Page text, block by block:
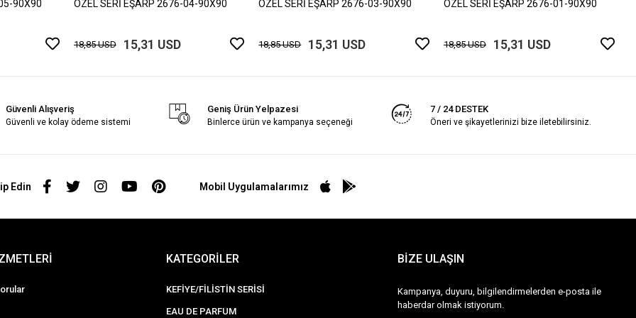
90X90 ÖZEL SERİ EŞARP 2676-04-90X90
18,85 USD 15,31 USD
ÖZEL SERİ EŞARP 2676-03-90X90
18,85 USD 15,31 USD
ÖZEL SERİ EŞARP 2676-01-90X90
18,85 USD 15,31 USD
Güvenli Alışveriş
Güvenli ve kolay ödeme sistemi
Geniş Ürün Yelpazesi
Binlerce ürün ve kampanya seçeneği
7 / 24 DESTEK
Öneri ve şikayetlerinizi bize iletebilirsiniz.
Edin Mobil Uygulamalarımız
KATEGORİLER
KEFİYE/FİLİSTİN SERİSİ
EAU DE PARFUM
BİZE ULAŞIN
Kampanya, duyuru, bilgilendirmelerden e-posta ile
haberdar olmak istiyorum.